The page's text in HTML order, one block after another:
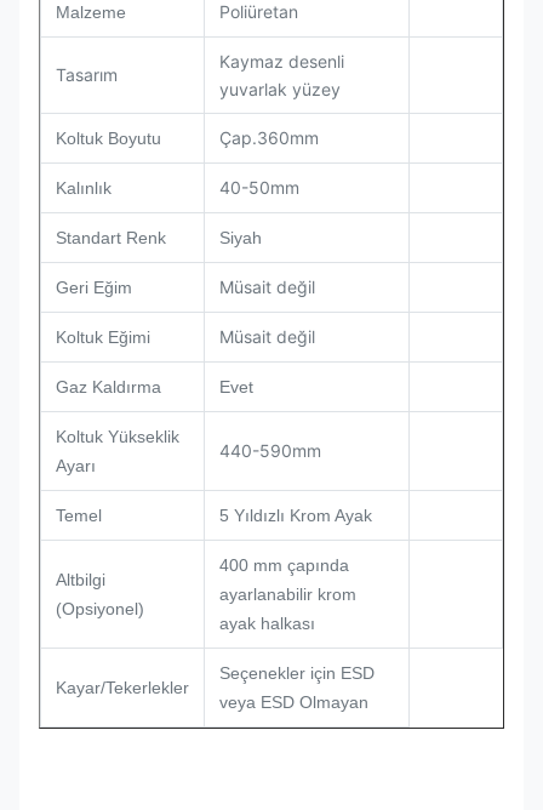
Malzeme Poliüretan
Tasarım
Kaymaz desenli
yuvarlak yüzey
Koltuk Boyutu Çap.360mm
Kalınlık 40-50mm
Standart Renk Siyah
Geri Eğim Müsait değil
Koltuk Eğimi Müsait değil
Gaz Kaldırma Evet
Koltuk Yükseklik
Ayarı
440-590mm
Temel 5 Yıldızlı Krom Ayak
Altbilgi
(Opsiyonel)
400 mm çapında
ayarlanabilir krom
ayak halkası
Kayar/Tekerlekler
Seçenekler için ESD
veya ESD Olmayan